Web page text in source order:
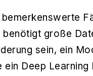
große
sein, ein
ein Deep